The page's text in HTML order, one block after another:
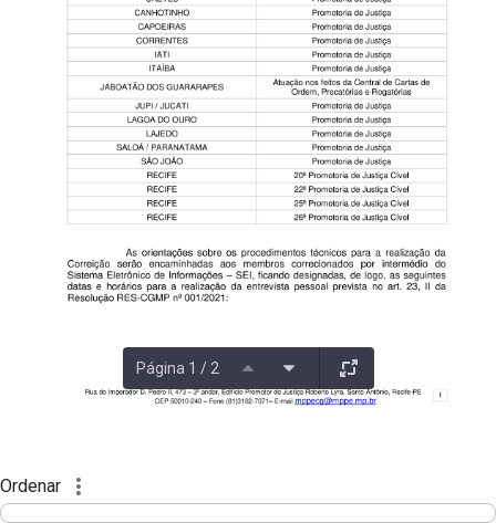
Página 1 / 2
Ordenar